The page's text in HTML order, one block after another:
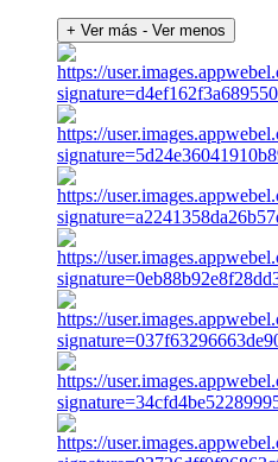
+ Ver más - Ver menos